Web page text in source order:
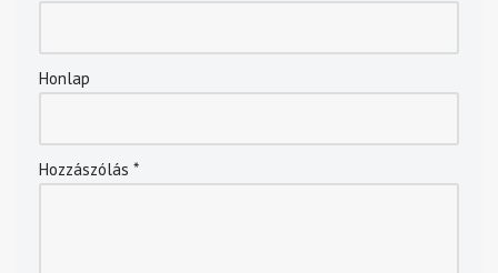
Honlap
Hozzászólás *